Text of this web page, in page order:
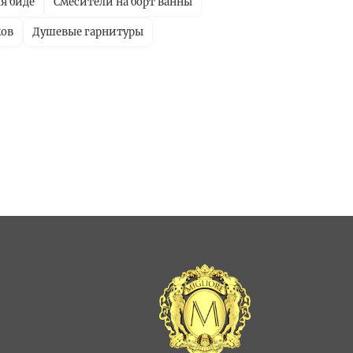
Душевые гарнитуры